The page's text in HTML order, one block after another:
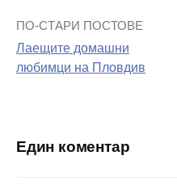
Навигация
на
ПО-СТАРИ ПОСТОВЕ
Лаещите домашни
любимци на Пловдив
Един коментар